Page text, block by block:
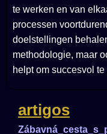
te werken en van
processen
doelstellingen
methodologie, maar
helpt om succesvol
artigos